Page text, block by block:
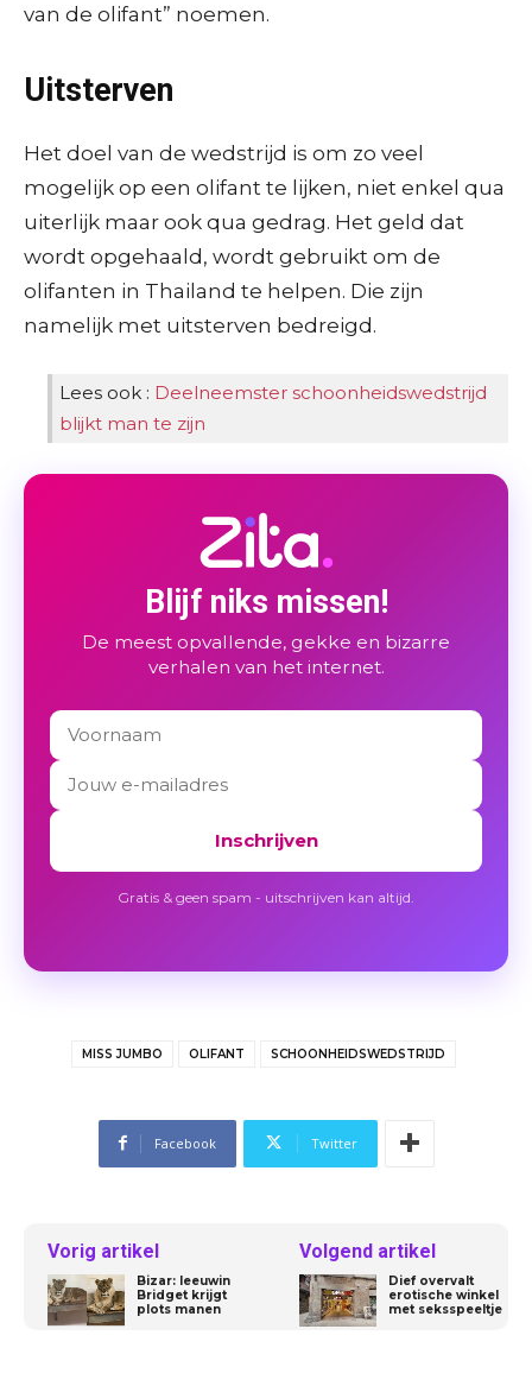
van de olifant” noemen.
Uitsterven
Het doel van de wedstrijd is om zo veel
mogelijk op een olifant te lijken, niet enkel qua
uiterlijk maar ook qua gedrag. Het geld dat
wordt opgehaald, wordt gebruikt om de
olifanten in Thailand te helpen. Die zijn
namelijk met uitsterven bedreigd.
Lees ook : Deelneemster schoonheidswedstrijd
blijkt man te zijn
Blijf niks missen!
De meest opvallende, gekke en bizarre
verhalen van het internet.
Inschrijven
Gratis & geen spam - uitschrijven kan altijd.
MISS JUMBO OLIFANT SCHOONHEIDSWEDSTRIJD
Facebook Twitter
Vorig artikel
Bizar: leeuwin
Bridget krijgt
plots manen
Volgend artikel
Dief overvalt
erotische winkel
met seksspeeltje